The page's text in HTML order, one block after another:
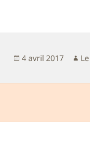
Publié
4 avril 2017